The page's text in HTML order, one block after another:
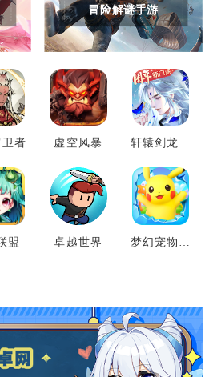
冒险解谜手游
者 虚空风暴
轩辕剑龙舞
盟 卓越世界
梦幻宠物联